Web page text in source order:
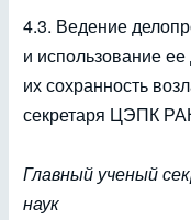
4.3. Ведение
и использование ее
их сохранность
секретаря ЦЭПК
Главный ученый
наук